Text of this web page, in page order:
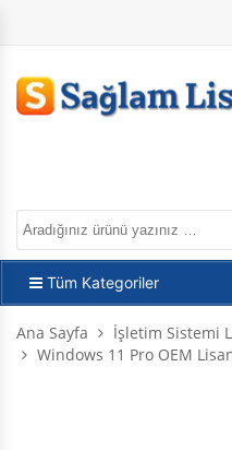
Tüm Kategoriler
Ana Sayfa İşletim Sistemi
Windows 11 Pro OEM